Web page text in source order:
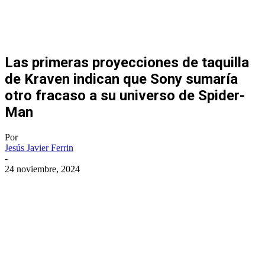
Las primeras proyecciones de taquilla
de Kraven indican que Sony sumaría
otro fracaso a su universo de Spider-
Man
Por
Jesús Javier Ferrin
-
24 noviembre, 2024